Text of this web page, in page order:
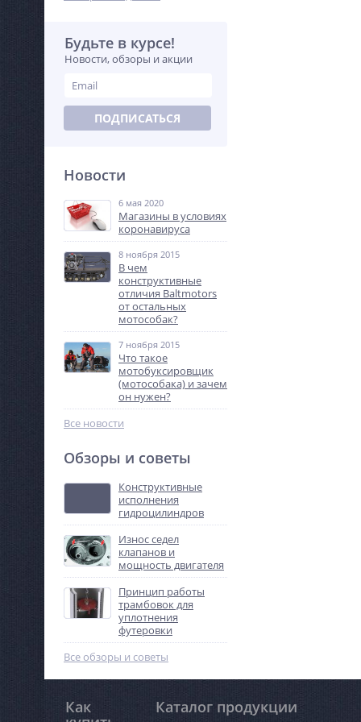
Будьте в курсе!
Новости, обзоры и акции
ПОДПИСАТЬСЯ
Новости
6 мая 2020
Магазины в условиях
коронавируса
8 ноября 2015
В чем
конструктивные
отличия Baltmotors
от остальных
мотособак?
7 ноября 2015
Что такое
мотобуксировщик
(мотособака) и зачем
он нужен?
Все новости
Обзоры и советы
Конструктивные
исполнения
гидроцилиндров
Износ седел
клапанов и
мощность двигателя
Принцип работы
трамбовок для
уплотнения
футеровки
Все обзоры и советы
Как Каталог продукции